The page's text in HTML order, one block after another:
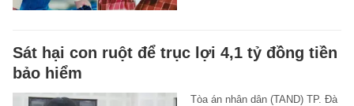
Sát hại con ruột để trục lợi 4,1 tỷ đồng tiền
bảo hiểm
Tòa án nhân dân (TAND) TP. Đà